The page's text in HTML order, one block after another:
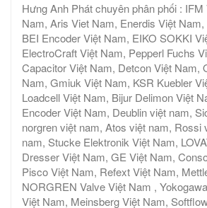
Hưng Anh Phát chuyên phân phối :
Nam, Aris Viet Nam, Enerdis Việt
BEI Encoder Việt Nam, EIKO SOKKI
ElectroCraft Việt Nam, Pepperl Fuchs
Capacitor Việt Nam, Detcon Việt Nam,
Nam, Gmiuk Việt Nam, KSR Kuebler
Loadcell Việt Nam, Bijur Delimon Việt
Encoder Việt Nam, Deublin việt nam,
norgren việt nam, Atos việt nam, Rossi
nam, Stucke Elektronik Việt Nam,
Dresser Việt Nam, GE Việt Nam,
Pisco Việt Nam, Refext Việt Nam,
NORGREN Valve Việt Nam ,
Việt Nam, Meinsberg Việt Nam,